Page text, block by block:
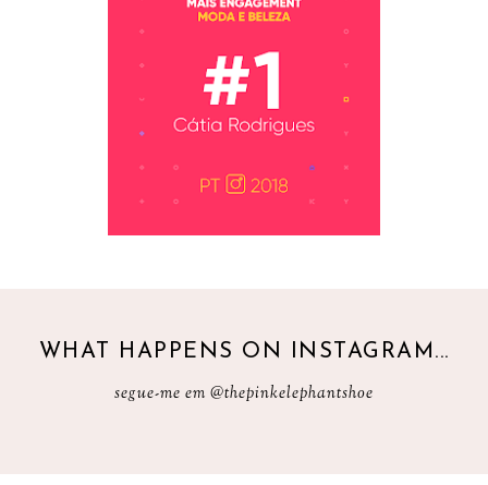
WHAT HAPPENS ON INSTAGRAM...
segue-me em @thepinkelephantshoe